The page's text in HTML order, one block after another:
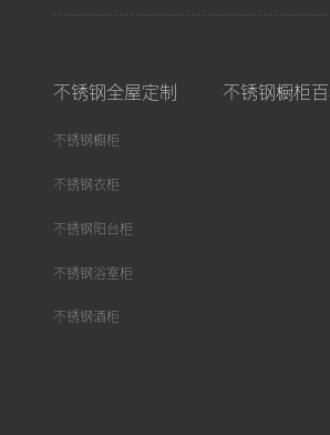
不锈钢全屋定制
不锈钢橱柜
不锈钢衣柜
不锈钢阳台柜
不锈钢浴室柜
不锈钢酒柜
不锈钢橱柜